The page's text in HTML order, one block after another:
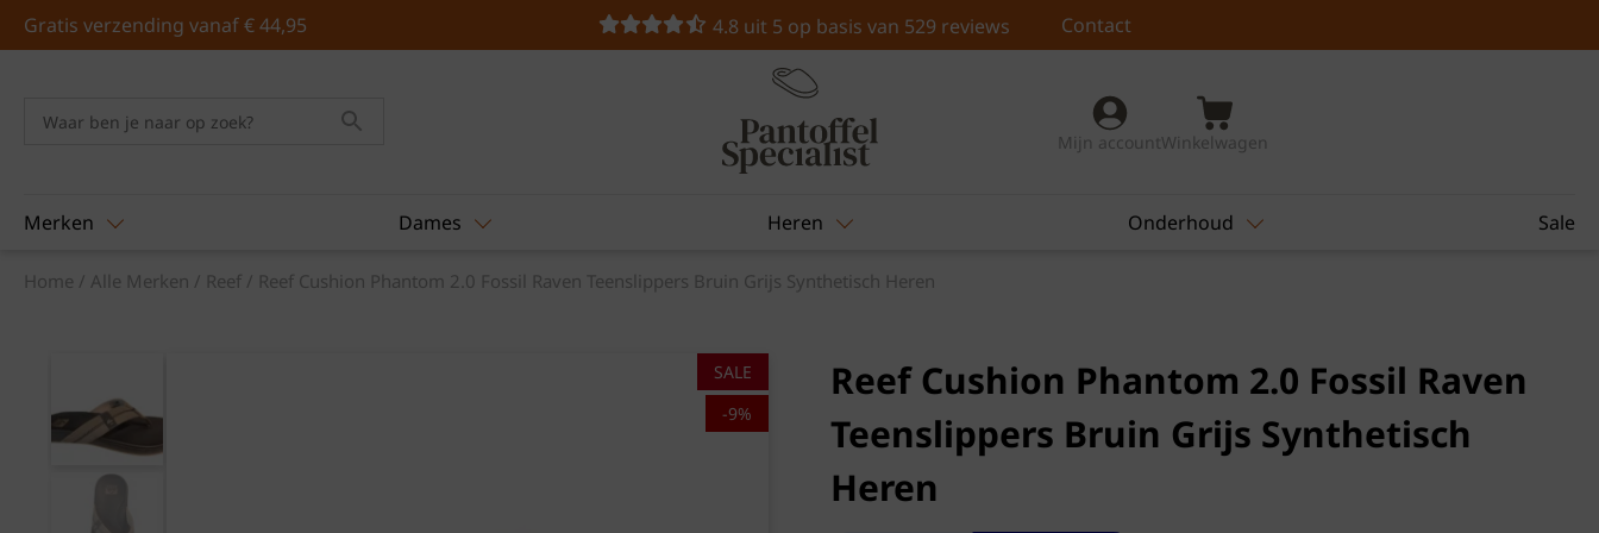
SkipGratis verzending vanaf € 44,95 4.8 uit 5 op basis van 529 reviews Contact
Mijn accountWinkelwagen
Merken Dames Heren Onderhoud Sale
Home / Alle Merken / Reef / Reef Cushion Phantom 2.0 Fossil Raven Teenslippers Bruin Grijs Synthetisch Heren
SALE
-9%
Reef Cushion Phantom 2.0 Fossil Raven
Teenslippers Bruin Grijs Synthetisch
Heren